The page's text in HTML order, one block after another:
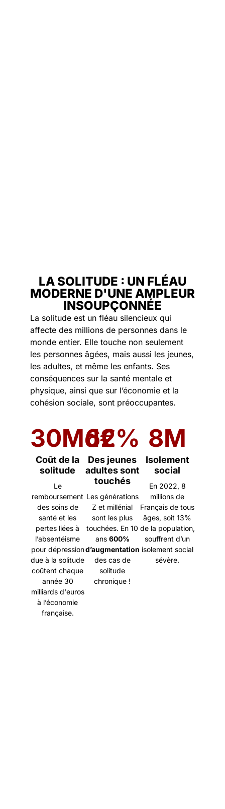
LA SOLITUDE : UN FLÉAU
MODERNE D'UNE AMPLEUR
INSOUPÇONNÉE
La solitude est un fléau silencieux qui
affecte des millions de personnes dans le
monde entier. Elle touche non seulement
les personnes âgées, mais aussi les jeunes,
les adultes, et même les enfants. Ses
conséquences sur la santé mentale et
physique, ainsi que sur l’économie et la
cohésion sociale, sont préoccupantes.
30Md€
Coût de la
solitude
Le
remboursement
des soins de
santé et les
pertes liées à
l’absentéisme
pour dépression
due à la solitude
coûtent chaque
année 30
milliards d'euros
à l’économie
française.
62%
Des jeunes
adultes sont
touchés
Les générations
Z et millénial
sont les plus
touchées. En 10
ans 600%
d’augmentation
des cas de
solitude
chronique !
8M
Isolement
social
En 2022, 8
millions de
Français de tous
âges, soit 13%
de la population,
souffrent d’un
isolement social
sévère.